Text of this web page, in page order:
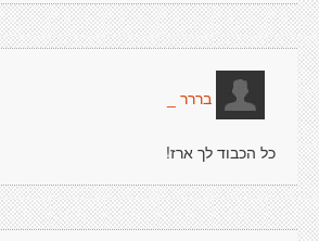
בררר _
כל הכבוד לך ארז!